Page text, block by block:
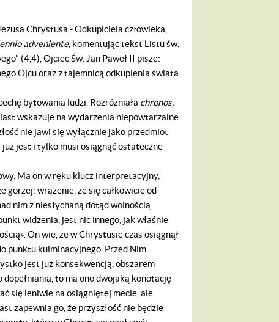
Chrystusa - Odkupiciela człowieka,
adveniente,komentując tekst Listu św.
(4,4), Ojciec Św. Jan Paweł II pisze:
Ojcu oraz z tajemnicą odkupienia świata
bytowania ludzi. Rozróżniała chronos,
wskazuje na wydarzenia niepowtarzalne
nie jawi się wyłącznie jako przedmiot
jest i tylko musi osiągnąć ostateczne
Ma on w ręku klucz interpretacyjny,
gorzej: wrażenie, że się całkowicie od
nim z niesłychaną dotąd wolnością
widzenia, jest nic innego, jak właśnie
On wie, że w Chrystusie czas osiągnął
punktu kulminacyjnego. Przed Nim
jest już konsekwencją, obszarem
dopełniania, to ma ono dwojaką konotację
się leniwie na osiągniętej mecie, ale
zapewnia go, że przyszłość nie będzie